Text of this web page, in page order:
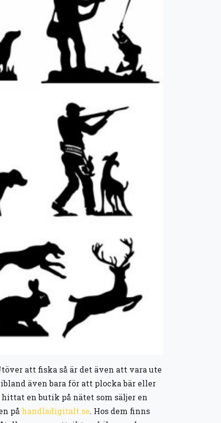
att fiska så är det även att vara ute
även bara för att plocka bär eller
en butik på nätet som säljer en
på handladigitalt.se. Hos dem finns